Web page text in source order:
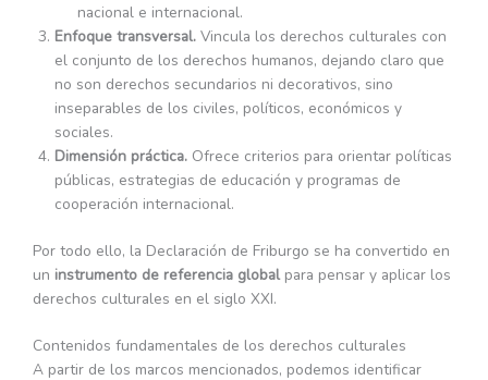
nacional e internacional.
Enfoque transversal. Vincula los derechos culturales con
el conjunto de los derechos humanos, dejando claro que
no son derechos secundarios ni decorativos, sino
inseparables de los civiles, políticos, económicos y
sociales.
Dimensión práctica. Ofrece criterios para orientar políticas
públicas, estrategias de educación y programas de
cooperación internacional.
Por todo ello, la Declaración de Friburgo se ha convertido en
un instrumento de referencia globalpara pensar y aplicar los
derechos culturales en el siglo XXI.
Contenidos fundamentales de los derechos culturales
A partir de los marcos mencionados, podemos identificar